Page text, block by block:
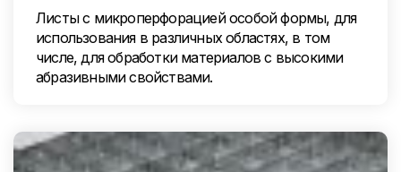
Листы с микроперфорацией особой формы, для
использования в различных областях, в том
числе, для обработки материалов с высокими
абразивными свойствами.